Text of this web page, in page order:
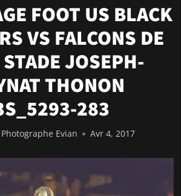
FOOT US BLACK
VS FALCONS DE
JOSEPH-
THONON
283
Evian Avr 4, 2017